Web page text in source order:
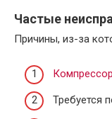
Частые
Причины, из-за
Компрессор
Требуется